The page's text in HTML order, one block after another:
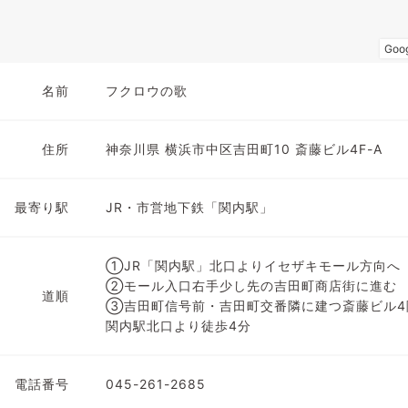
名前 フクロウの歌
住所 神奈川県 横浜市中区吉田町10 斎藤ビル4F-A
最寄り駅 JR・市営地下鉄「関内駅」
道順
①JR「関内駅」北口よりイセザキモール方向へ
②モール入口右手少し先の吉田町商店街に進む
③吉田町信号前・吉田町交番隣に建つ斎藤ビル
関内駅北口より徒歩4分
電話番号 045-261-2685